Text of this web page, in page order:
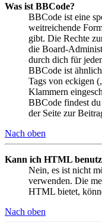
Was ist BBCode?
BBCode ist eine
weitreichende
gibt. Die Rechte
die Board-
durch dich für
BBCode ist
Tags von eckigen
Klammern
BBCode findest
der Seite zur
Nach oben
Kann ich HTML
Nein, es ist nicht
verwenden. Die
HTML bietet,
Nach oben